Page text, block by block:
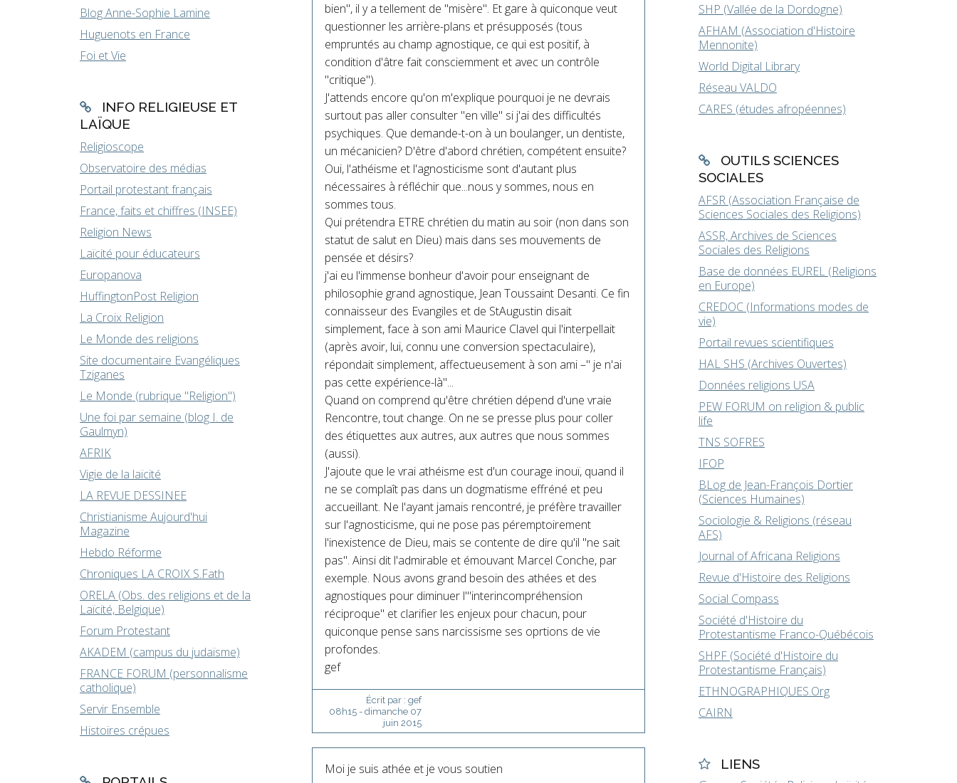
Blog Anne-Sophie Lamine
Huguenots en France
Foi et Vie
INFO RELIGIEUSE ET
LAÏQUE
Religioscope
Observatoire des médias
Portail protestant français
France, faits et chiffres (INSEE)
Religion News
Laïcité pour éducateurs
Europanova
HuffingtonPost Religion
La Croix Religion
Le Monde des religions
Site documentaire Evangéliques
Tziganes
Le Monde (rubrique "Religion")
Une foi par semaine (blog I. de
Gaulmyn)
AFRIK
Vigie de la laïcité
LA REVUE DESSINEE
Christianisme Aujourd'hui
Magazine
Hebdo Réforme
Chroniques LA CROIX S.Fath
ORELA (Obs. des religions et de la
Laïcité, Belgique)
Forum Protestant
AKADEM (campus du judaïsme)
FRANCE FORUM (personnalisme
catholique)
Servir Ensemble
Histoires crépues
bien", il y a tellement de "misère". Et gare à quiconque veut
questionner les arrière-plans et présupposés (tous
empruntés au champ agnostique, ce qui est positif, à
condition d'âtre fait consciemment et avec un contrôle
"critique").
J'attends encore qu'on m'explique pourquoi je ne devrais
surtout pas aller consulter "en ville" si j'ai des difficultés
psychiques. Que demande-t-on à un boulanger, un dentiste,
un mécanicien? D'être d'abord chrétien, compétent ensuite?
Oui, l'athéisme et l'agnosticisme sont d'autant plus
nécessaires à réfléchir que...nous y sommes, nous en
sommes tous.
Qui prétendra ETRE chrétien du matin au soir (non dans son
statut de salut en Dieu) mais dans ses mouvements de
pensée et désirs?
j'ai eu l'immense bonheur d'avoir pour enseignant de
philosophie grand agnostique, Jean Toussaint Desanti. Ce fin
connaisseur des Evangiles et de StAugustin disait
simplement, face à son ami Maurice Clavel qui l'interpellait
(après avoir, lui, connu une conversion spectaculaire),
répondait simplement, affectueusement à son ami –" je n'ai
pas cette expérience-là"...
Quand on comprend qu'être chrétien dépend d'une vraie
Rencontre, tout change. On ne se presse plus pour coller
des étiquettes aux autres, aux autres que nous sommes
(aussi).
J'ajoute que le vrai athéisme est d'un courage inouï, quand il
ne se complaît pas dans un dogmatisme effréné et peu
accueillant. Ne l'ayant jamais rencontré, je préfère travailler
sur l'agnosticisme, qui ne pose pas péremptoirement
l'inexistence de Dieu, mais se contente de dire qu'il "ne sait
pas". Ainsi dit l'admirable et émouvant Marcel Conche, par
exemple. Nous avons grand besoin des athées et des
agnostiques pour diminuer l'"interincompréhension
réciproque" et clarifier les enjeux pour chacun, pour
quiconque pense sans narcissisme ses oprtions de vie
profondes.
gef
Écrit par : gef
08h15- dimanche 07
juin 2015
Moi je suis athée et je vous soutien
SHP (Vallée de la Dordogne)
AFHAM (Association d'Histoire
Mennonite)
World Digital Library
Réseau VALDO
CARES (études afropéennes)
OUTILS SCIENCES
SOCIALES
AFSR (Association Française de
Sciences Sociales des Religions)
ASSR, Archives de Sciences
Sociales des Religions
Base de données EUREL (Religions
en Europe)
CREDOC (Informations modes de
vie)
Portail revues scientifiques
HAL SHS (Archives Ouvertes)
Données religions USA
PEW FORUM on religion & public
life
TNS SOFRES
IFOP
BLog de Jean-François Dortier
(Sciences Humaines)
Sociologie & Religions (réseau
AFS)
Journal of Africana Religions
Revue d'Histoire des Religions
Social Compass
Société d'Histoire du
Protestantisme Franco-Québécois
SHPF (Société d'Histoire du
Protestantisme Français)
ETHNOGRAPHIQUES.Org
CAIRN
LIENS